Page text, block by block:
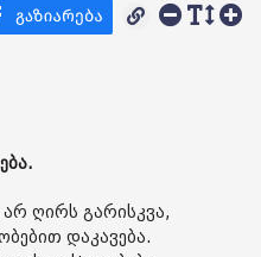
ღირს გარისკვა,
დაკავება.